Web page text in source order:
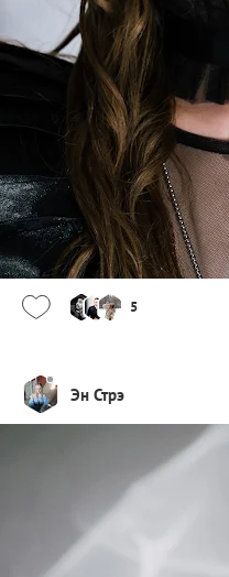
5
Эн Стрэ